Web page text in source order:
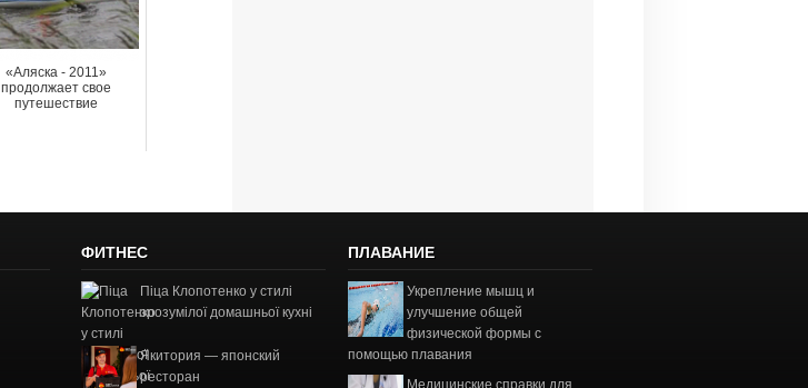
«Аляска - 2011»
продолжает свое
путешествие
ФИТНЕС
Піца Клопотенко у стилі
зрозумілої домашньої кухні
Якитория — японский
ресторан
ПЛАВАНИЕ
Укрепление мышц и
улучшение общей
физической формы с
помощью плавания
Медицинские справки для